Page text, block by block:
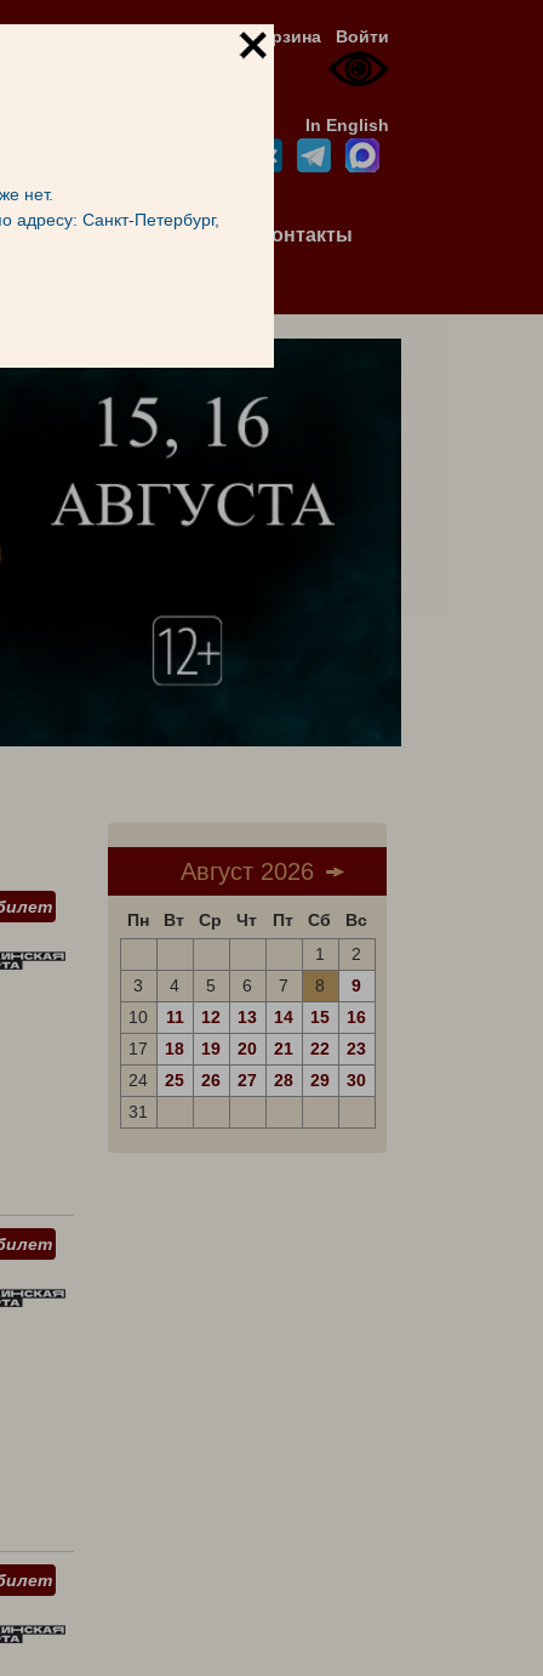
Корзина Войти
In English
для
Доступная
Контакты
Август 2026
Пн Вт Ср Чт Пт Сб
Вс
1
2
3
4 5 6 7 8
9
10
11 12 13 14 15
16
17
18 19 20 21 22
23
24
25 26 27 28 29
30
31
нет.
адресу: Санкт-Петербург,